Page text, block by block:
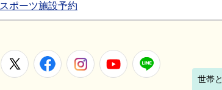
スポーツ施設予約
笠間市役所
X FacebookInstagramYoutube